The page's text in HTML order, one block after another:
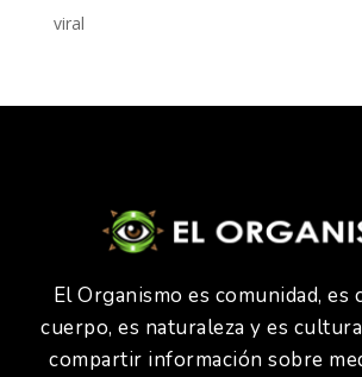
viral
El Organismo es comunidad, es
cuerpo, es naturaleza y es
compartir información sobre